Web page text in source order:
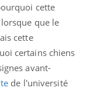
cette
que le
cette
certains chiens
avant-
de l'université